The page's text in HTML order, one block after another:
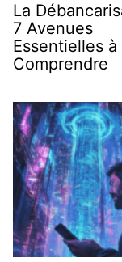
La
7 Avenues
Essentielles à
Comprendre